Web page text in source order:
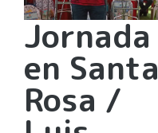
Jornada
en Santa
Rosa /